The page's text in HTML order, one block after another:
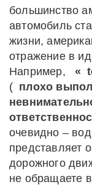
большинство
автомобиль
жизни,
отражение в
Например,
«
( плохо
очевидно –
представляет
дорожного
не обращаете